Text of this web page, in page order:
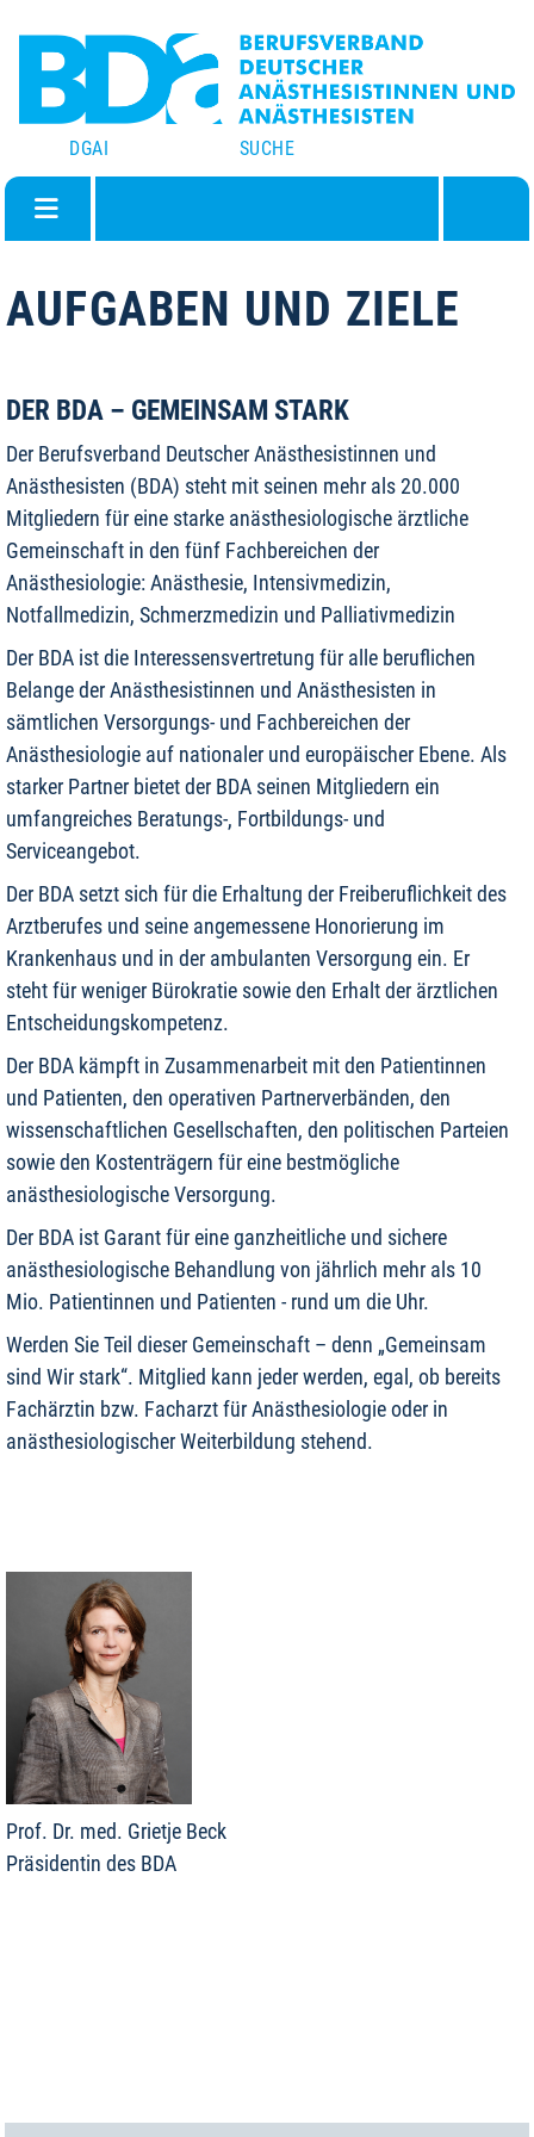
DGAI SUCHE
AUFGABEN UND ZIELE
DER BDA – GEMEINSAM STARK
Der Berufsverband Deutscher Anästhesistinnen und
Anästhesisten (BDA) steht mit seinen mehr als 20.000
Mitgliedern für eine starke anästhesiologische ärztliche
Gemeinschaft in den fünf Fachbereichen der
Anästhesiologie: Anästhesie, Intensivmedizin,
Notfallmedizin, Schmerzmedizin und Palliativmedizin
Der BDA ist die Interessensvertretung für alle beruflichen
Belange der Anästhesistinnen und Anästhesisten in
sämtlichen Versorgungs- und Fachbereichen der
Anästhesiologie auf nationaler und europäischer Ebene. Als
starker Partner bietet der BDA seinen Mitgliedern ein
umfangreiches Beratungs-, Fortbildungs- und
Serviceangebot.
Der BDA setzt sich für die Erhaltung der Freiberuflichkeit des
Arztberufes und seine angemessene Honorierung im
Krankenhaus und in der ambulanten Versorgung ein. Er
steht für weniger Bürokratie sowie den Erhalt der ärztlichen
Entscheidungskompetenz.
Der BDA kämpft in Zusammenarbeit mit den Patientinnen
und Patienten, den operativen Partnerverbänden, den
wissenschaftlichen Gesellschaften, den politischen Parteien
sowie den Kostenträgern für eine bestmögliche
anästhesiologische Versorgung.
Der BDA ist Garant für eine ganzheitliche und sichere
anästhesiologische Behandlung von jährlich mehr als 10
Mio. Patientinnen und Patienten - rund um die Uhr.
Werden Sie Teil dieser Gemeinschaft – denn „Gemeinsam
sind Wir stark“. Mitglied kann jeder werden, egal, ob bereits
Fachärztin bzw. Facharzt für Anästhesiologie oder in
anästhesiologischer Weiterbildung stehend.
Prof. Dr. med. Grietje Beck
Präsidentin des BDA